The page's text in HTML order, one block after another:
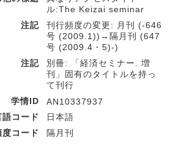
ル:The Keizai seminar
注記
刊行頻度の変更: 月刊 (-646
号 (2009.1))→隔月刊 (647
号 (2009.4・5)-)
注記
別冊: 「経済セミナー. 増
刊」固有のタイトルを持っ
て刊行
学情ID
AN10337937
コード
日本語
コード
隔月刊